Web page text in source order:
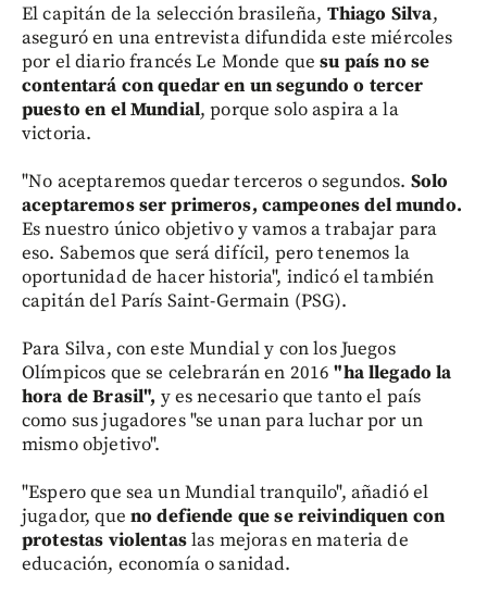
El capitán de la selección brasileña, Thiago Silva,
aseguró en una entrevista difundida este miércoles
por el diario francés Le Monde que su país no se
contentará con quedar en un segundo o tercer
puesto en el Mundial, porque solo aspira a la
victoria.
"No aceptaremos quedar terceros o segundos. Solo
aceptaremos ser primeros, campeones del mundo.
Es nuestro único objetivo y vamos a trabajar para
eso. Sabemos que será difícil, pero tenemos la
oportunidad de hacer historia", indicó el también
capitán del París Saint-Germain (PSG).
Para Silva, con este Mundial y con los Juegos
Olímpicos que se celebrarán en 2016"ha llegado la
hora de Brasil", y es necesario que tanto el país
como sus jugadores "se unan para luchar por un
mismo objetivo".
"Espero que sea un Mundial tranquilo", añadió el
jugador, que no defiende que se reivindiquen con
protestas violentaslas mejoras en materia de
educación, economía o sanidad.